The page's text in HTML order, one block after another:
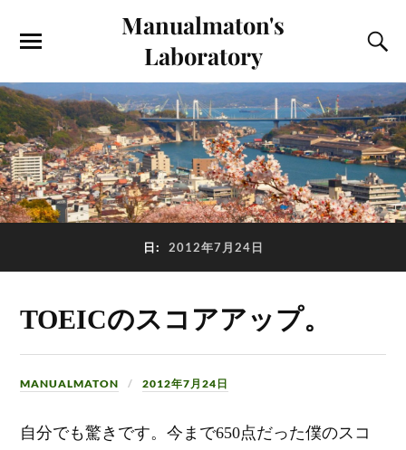
Manualmaton's
Laboratory
日: 2012年7月24日
TOEICのスコアアップ。
MANUALMATON 2012年7月24日
自分でも驚きです。今まで650点だった僕のスコ